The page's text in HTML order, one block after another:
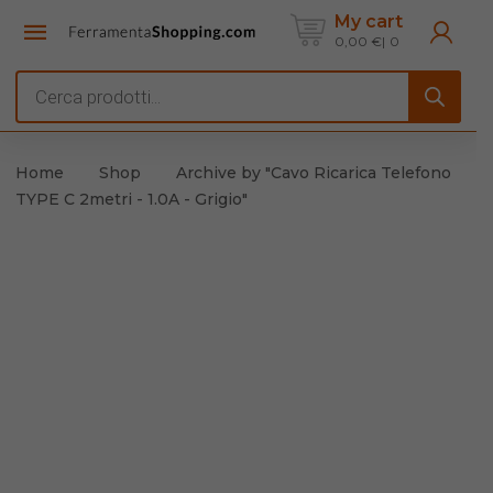
My cart
0,00 € 0
Home Shop
Archive by "Cavo Ricarica Telefono
TYPE C 2metri - 1.0A - Grigio"